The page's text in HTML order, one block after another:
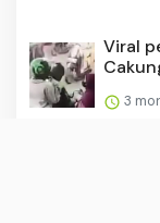
Viral
3